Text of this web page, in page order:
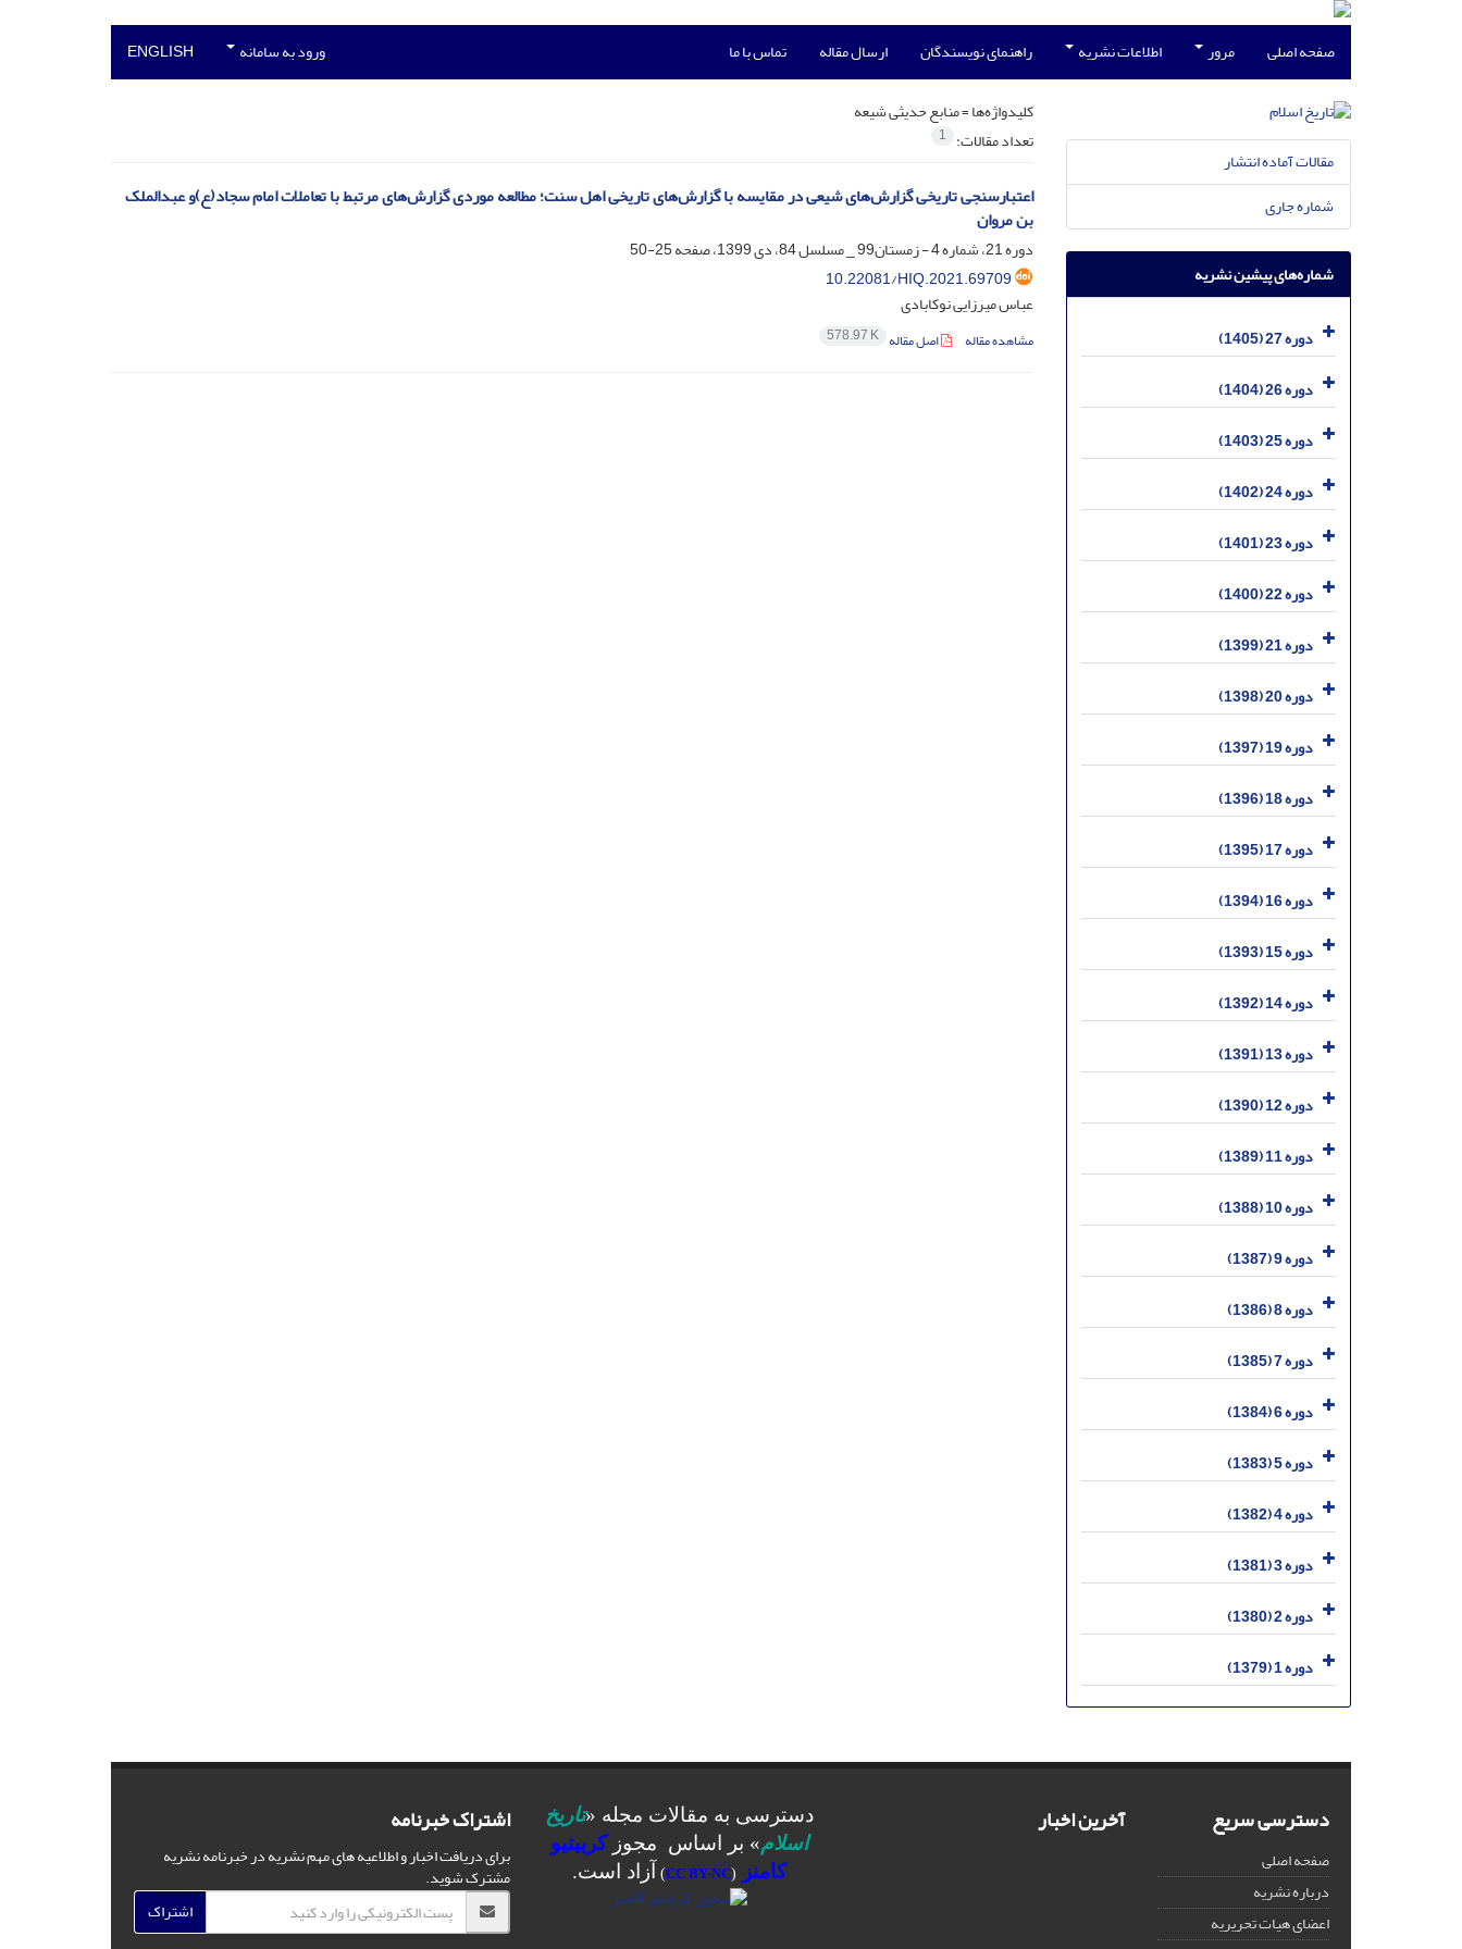
صفحه اصلی مرور اطلاعات نشریه راهنمای نویسندگان ارسال مقاله تماس با ما ورود به سامانه ENGLISH
کلیدواژه‌ها =منابع حدیثی شیعه
تعداد مقالات: 1
اعتبارسنجی تاریخی گزارش‌های شیعی در مقایسه با گزارش‌های تاریخی اهل سنت؛ مطالعه موردی گزارش‌های مرتبط با تعاملات امام سجاد(ع)‌و عبدالملک
بن مروان
دوره 21، شماره 4 - زمستان99 _ مسلسل 84، دی 1399، صفحه
25-50
10.22081/HIQ.2021.69709
عباس میرزایی نوکابادی
مشاهده مقاله اصل مقاله 578.97 K
مقالات آماده انتشار
شماره جاری
شماره‌های پیشین نشریه
دوره 27 (1405)
دوره 26 (1404)
دوره 25 (1403)
دوره 24 (1402)
دوره 23 (1401)
دوره 22 (1400)
دوره 21 (1399)
دوره 20 (1398)
دوره 19 (1397)
دوره 18 (1396)
دوره 17 (1395)
دوره 16 (1394)
دوره 15 (1393)
دوره 14 (1392)
دوره 13 (1391)
دوره 12 (1390)
دوره 11 (1389)
دوره 10 (1388)
دوره 9 (1387)
دوره 8 (1386)
دوره 7 (1385)
دوره 6 (1384)
دوره 5 (1383)
دوره 4 (1382)
دوره 3 (1381)
دوره 2 (1380)
دوره 1 (1379)
دسترسی سریع
صفحه اصلی
درباره نشریه
اعضای هیات تحریریه
آخرین اخبار دسترسی به مقالات مجله «تاریخ
اسلام» بر اساس مجوزکرییتیو
کامنز
(
CC BY-NC
) آزاد است.
اشتراک خبرنامه
برای دریافت اخبار و اطلاعیه های مهم نشریه در خبرنامه نشریه
مشترک شوید.
اشتراک